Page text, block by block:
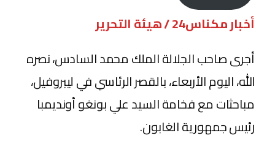
أخبار مكناس24 / هيئة التحرير
أجرى صاحب الجلالة الملك محمد السادس، نصره
الله، اليوم الأربعاء، بالقصر الرئاسي في ليبروفيل،
مباحثات مع فخامة السيد علي بونغو أونديمبا
رئيس جمهورية الغابون.